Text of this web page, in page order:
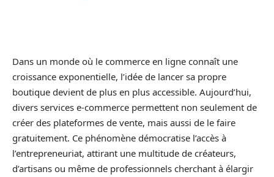
Dans un monde où le commerce en ligne connaît une
croissance exponentielle, l’idée de lancer sa propre
boutique devient de plus en plus accessible. Aujourd’hui,
divers services e-commerce permettent non seulement de
créer des plateformes de vente, mais aussi de le faire
gratuitement. Ce phénomène démocratise l’accès à
l’entrepreneuriat, attirant une multitude de créateurs,
d’artisans ou même de professionnels cherchant à élargir